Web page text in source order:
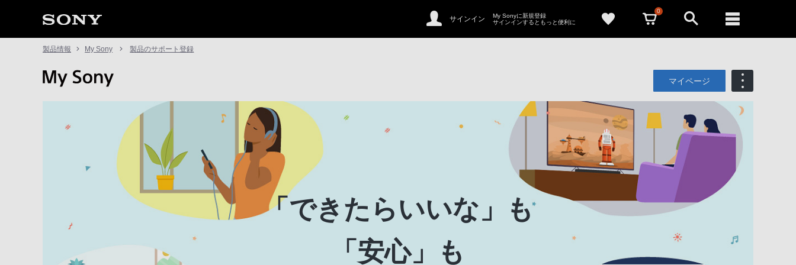
サインイン
My Sonyに新規登録
サインインするともっと便利に
0
製品情報 My Sony 製品のサポート登録
マイページ
「できたらいいな」も
「安心」も